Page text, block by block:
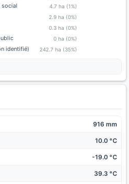
social 4.7 ha (1%)
2.9 ha (0%)
0.3 ha (0%)
0 ha (0%)
identifié) 242.7 ha (35%)
916 mm
10.0 °C
-19.0 °C
39.3 °C